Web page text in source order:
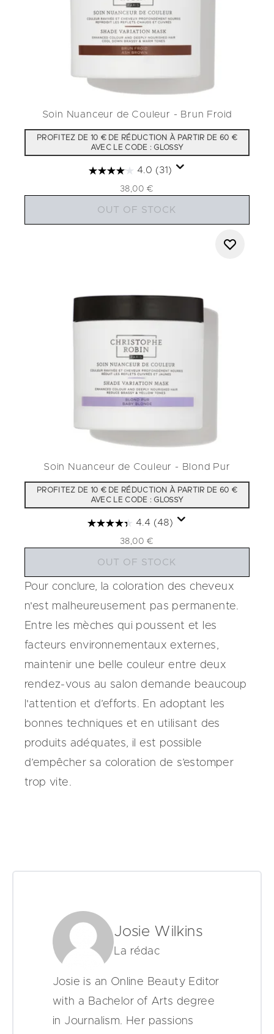
Soin Nuanceur de Couleur - Brun Froid
PROFITEZ DE 10 € DE RÉDUCTION À PARTIR DE 60 €
AVEC LE CODE : GLOSSY
4.0 (31)
38,00 €
OUT OF STOCK
Soin Nuanceur de Couleur - Blond Pur
PROFITEZ DE 10 € DE RÉDUCTION À PARTIR DE 60 €
AVEC LE CODE : GLOSSY
4.4 (48)
38,00 €
OUT OF STOCK
Pour conclure, la coloration des cheveux
n'est malheureusement pas permanente.
Entre les mèches qui poussent et les
facteurs environnementaux externes,
maintenir une belle couleur entre deux
rendez-vous au salon demande beaucoup
l'attention et d’efforts. En adoptant les
bonnes techniques et en utilisant des
produits adéquates, il est possible
d’empêcher sa coloration de s’estomper
trop vite.
Josie Wilkins
La rédac
Josie is an Online Beauty Editor
with a Bachelor of Arts degree
in Journalism. Her passions